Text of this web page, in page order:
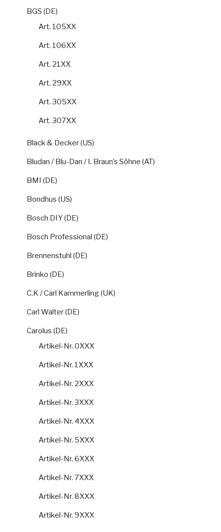
BGS (DE)
Art. 105XX
Art. 106XX
Art. 21XX
Art. 29XX
Art. 305XX
Art. 307XX
Black & Decker (US)
Bludan / Blu-Dan / I. Braun’s Söhne (AT)
BMI (DE)
Bondhus (US)
Bosch DIY (DE)
Bosch Professional (DE)
Brennenstuhl (DE)
Brinko (DE)
C.K / Carl Kammerling (UK)
Carl Walter (DE)
Carolus (DE)
Artikel-Nr. 0XXX
Artikel-Nr. 1XXX
Artikel-Nr. 2XXX
Artikel-Nr. 3XXX
Artikel-Nr. 4XXX
Artikel-Nr. 5XXX
Artikel-Nr. 6XXX
Artikel-Nr. 7XXX
Artikel-Nr. 8XXX
Artikel-Nr. 9XXX